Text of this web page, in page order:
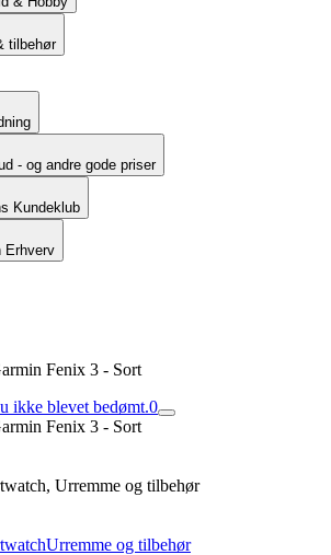
tilbehør
- og andre gode priser
Kundeklub
Erhverv
Fenix 3 - Sort
ikke blevet bedømt.0
Fenix 3 - Sort
Urremme og tilbehør
Urremme og tilbehør